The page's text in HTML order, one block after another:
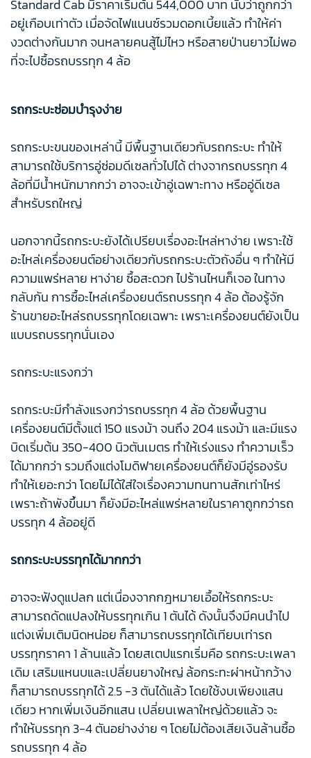
Standard Cab มีราคาเริ่มต้น 544,000 บาท นับว่าถูกกว่า
อยู่เกือบเท่าตัว เมื่อจัดไฟแนนซ์รวมดอกเบี้ยแล้ว ทำให้ค่า
งวดต่างกันมาก จนหลายคนสู้ไม่ไหว หรือสายป่านยาวไม่พอ
ที่จะไปซื้อรถบรรทุก 4 ล้อ
รถกระบะซ่อมบำรุงง่าย
รถกระบะขนของเหล่านี้ มีพื้นฐานเดียวกับรถกระบะ ทำให้
สามารถใช้บริการอู่ซ่อมดีเซลทั่วไปได้ ต่างจากรถบรรทุก 4
ล้อที่มีน้ำหนักมากกว่า อาจจะเข้าอู่เฉพาะทาง หรืออู่ดีเซล
สำหรับรถใหญ่
นอกจากนี้รถกระบะยังได้เปรียบเรื่องอะไหล่หาง่าย เพราะใช้
อะไหล่เครื่องยนต์อย่างเดียวกับรถกระบะตัวถังอื่น ๆ ทำให้มี
ความแพร่หลาย หาง่าย ซื้อสะดวก ไปร้านไหนก็เจอ ในทาง
กลับกัน การซื้อะไหล่เครื่องยนต์รถบรรทุก 4 ล้อ ต้องรู้จัก
ร้านขายอะไหล่รถบรรทุกโดยเฉพาะ เพราะเครื่องยนต์ยังเป็น
แบบรถบรรทุกนั่นเอง
รถกระบะแรงกว่า
รถกระบะมีกำลังแรงกว่ารถบรรทุก 4 ล้อ ด้วยพื้นฐาน
เครื่องยนต์มีตั้งแต่ 150 แรงม้า จนถึง 204 แรงม้า และมีแรง
บิดเริ่มต้น 350-400 นิวตันเมตร ทำให้เร่งแรง ทำความเร็ว
ได้มากกว่า รวมถึงแต่งโมดิฟายเครื่องยนต์ก็ยังมีอู่รองรับ
ทำให้เยอะกว่า โดยไม่ได้ใส่ใจเรื่องความทนทานสักเท่าไหร่
เพราะถ้าพังขึ้นมา ก็ยังมีอะไหล่แพร่หลายในราคาถูกกว่ารถ
บรรทุก 4 ล้ออยู่ดี
รถกระบะบรรทุกได้มากกว่า
อาจจะฟังดูแปลก แต่เนื่องจากกฎหมายเอื้อให้รถกระบะ
สามารถดัดแปลงให้บรรทุกเกิน 1 ตันได้ ดังนั้นจึงมีคนนำไป
แต่งเพิ่มเติมนิดหน่อย ก็สามารถบรรทุกได้เทียบเท่ารถ
บรรทุกราคา 1 ล้านแล้ว โดยสเตปแรกเริ่มคือ รถกระบะเพลา
เดิม เสริมแหนบและเปลี่ยนยางใหญ่ ล้อกระทะผ่าหน้ากว้าง
ก็สามารถบรรทุกได้ 2.5 -3 ตันได้แล้ว โดยใช้งบเพียงแสน
เดียว หากเพิ่มเงินอีกแสน เปลี่ยนเพลาใหญ่ด้วยแล้ว จะ
ทำให้บรรทุก 3-4 ตันอย่างง่าย ๆ โดยไม่ต้องเสียเงินล้านซื้อ
รถบรรทุก 4 ล้อ